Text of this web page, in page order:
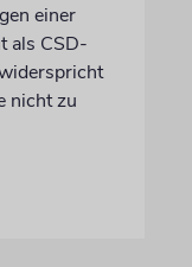
einer
als CSD-
nicht zu